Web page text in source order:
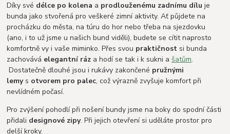
Díky své délce po kolena a prodlouženému zadnímu dílu je
bunda jako stvořená pro veškeré zimní aktivity. Ať půjdete na
procházku do města, na túru do hor nebo třeba na sjezdovku
(ano, i to už jsme u našich bund viděli), budete se cítit naprosto
komfortně vy i vaše miminko. Přes svou praktičnost si bunda
zachovává elegantní ráz a hodí se tak i k sukni a šatům.
Dostatečně dlouhé jsou i rukávy zakončené pružnými
lemys otvorem pro palec, což výrazně zvyšuje komfort při
nevlídném počasí.
Pro zvýšení pohodlí při nošení bundy jsme na boky do spodní části
přidali designové zipy. Při jejich otevření si uděláte prostor pro
delší kroky.